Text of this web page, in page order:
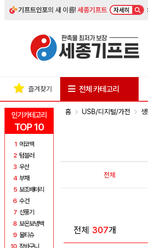
기프트인포의 새 이름!세종기프트 자세히
인기카테고리
TOP 10
1 에코백
2 텀블러
3 우산
4 부채
5 보조배터리
6 수건
7 선풍기
8 보온보냉백
9 물티슈
10 장바구니
즐겨찾기 전체 카테고리
홈 USB/디지털/가전
전체
전체 307개